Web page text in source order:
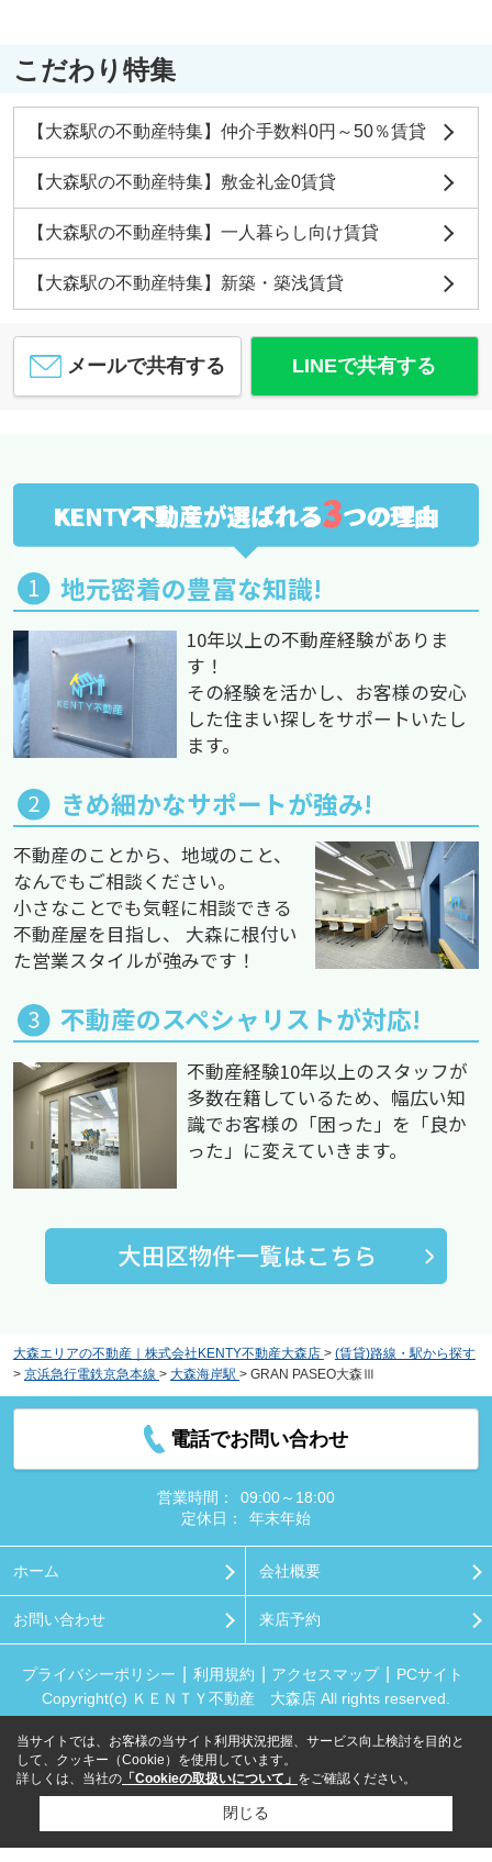
こだわり特集
【大森駅の不動産特集】仲介手数料0円～50％賃貸
【大森駅の不動産特集】敷金礼金0賃貸
【大森駅の不動産特集】一人暮らし向け賃貸
【大森駅の不動産特集】新築・築浅賃貸
メールで共有する LINEで共有する
KENTY不動産が選ばれる3つの理由
地元密着の豊富な知識!
10年以上の不動産経験がありま
す！
その経験を活かし、お客様の安心
した住まい探しをサポートいたし
ます。
きめ細かなサポートが強み!
不動産のことから、地域のこと、
なんでもご相談ください。
小さなことでも気軽に相談できる
不動産屋を目指し、 大森に根付い
た営業スタイルが強みです！
不動産のスペシャリストが対応!
不動産経験10年以上のスタッフが
多数在籍しているため、幅広い知
識でお客様の「困った」を「良か
った」に変えていきます。
大森エリアの不動産｜株式会社KENTY不動産大森店 > (賃貸)路線・駅から探す
> 京浜急行電鉄京急本線 > 大森海岸駅 > GRAN PASEO大森Ⅲ
電話でお問い合わせ
営業時間：
09:00～18:00
定休日：
年末年始
ホーム 会社概要
お問い合わせ 来店予約
プライバシーポリシー 利用規約 アクセスマップ
PCサイト
Copyright(c) ＫＥＮＴＹ不動産 大森店 All rights reserved.
当サイトでは、お客様の当サイト利用状況把握、サービス向上検討を目的と
して、クッキー（Cookie）を使用しています。
詳しくは、当社の 「Cookieの取扱いについて」 をご確認ください。
閉じる